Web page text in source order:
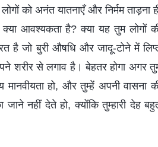
को अनंत यातनाएँ और निर्मम ताड़ना
आवश्यकता है? क्या यह तुम लोगों
है जो बुरी औषधि और जादू-टोने में
शरीर से लगाव है। बेहतर होगा अगर
हो, और तुम्हें अपनी वासना
नहीं देते हो, क्योंकि तुम्हारी देह